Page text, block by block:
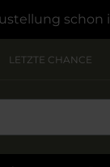
schon
LETZTE CHANCE